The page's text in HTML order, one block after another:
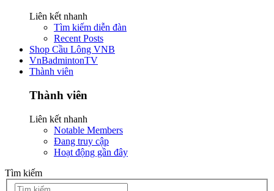
Liên kết nhanh
Tìm kiếm diễn đàn
Recent Posts
Shop Cầu Lông VNB
VnBadmintonTV
Thành viên
Thành viên
Liên kết nhanh
Notable Members
Đang truy cập
Hoạt động gần đây
Tìm kiếm